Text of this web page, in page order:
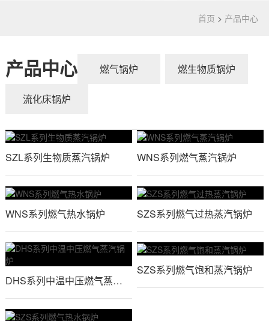
首页 > 产品中心
产品中心 燃气锅炉 燃生物质锅炉
流化床锅炉
SZL系列生物质蒸汽锅炉 WNS系列燃气蒸汽锅炉
WNS系列燃气热水锅炉 SZS系列燃气过热蒸汽锅炉
DHS系列中温中压燃气蒸汽锅炉
SZS系列燃气饱和蒸汽锅炉